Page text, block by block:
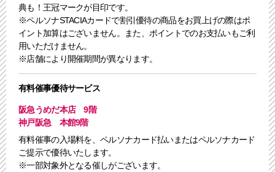
典も！王冠マークが目印です。
※ペルソナSTACIAカードで割引優待の商品をお買上げの際はポ
イント加算はございません。また、ポイントでのお支払いもご利
用いただけません。
※店舗により開催期間が異なります。
有料催事優待サービス
阪急うめだ本店 9階
神戸阪急 本館9階
有料催事の入場料を、ペルソナカード払いまたはペルソナカード
ご提示で優待いたします。
※一部対象外となる催しがございます。